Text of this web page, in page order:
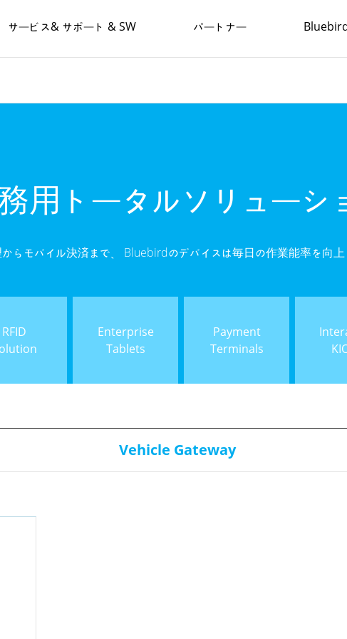
サービス& サポート & SW パートナー
用トータルソリューシ
らモバイル決済まで、 Bluebirdのデバイスは毎日の作業能率を向上
RFID
Enterprise
Tablets
Payment
Terminals
Vehicle Gateway